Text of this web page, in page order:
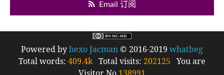
Email 订阅
Powered byhexoJacman© 2016-2019 whatbeg
Total words: 409.4k Total visits: 202125 You are